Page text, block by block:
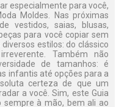
especialmente para você,
Moldes. Nas próximas
vestidos, saias, blusas,
para você copiar sem
estilos: do clássico
Também não
de tamanhos: é
infantis até opções para a
certeza de que um
a você. Sim, este Guia
sempre à mão, bem ali ao